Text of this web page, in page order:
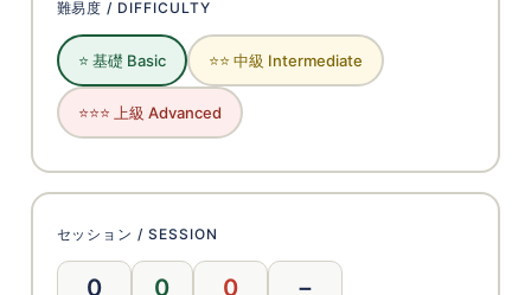
難易度 / DIFFICULTY
⭐ 基礎 Basic ⭐⭐ 中級 Intermediate
⭐⭐⭐ 上級 Advanced
セッション / SESSION
0 0 0 －